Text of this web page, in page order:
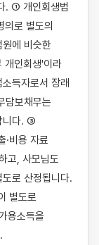
. ① 개인회생법
로 별도의
에 비슷한
개인회생'이라
득자로서 장래
담보채무는
니다. ③
·비용 자료
고, 사모님도
로 산정됩니다.
별도로
용소득을